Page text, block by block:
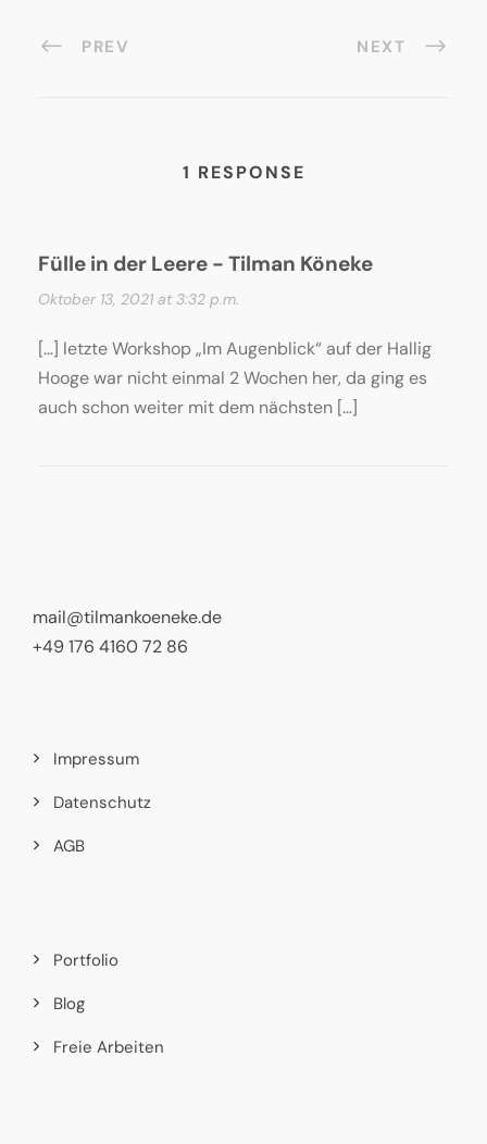
PREV NEXT
1 RESPONSE
Fülle in der Leere - Tilman Köneke
Oktober 13, 2021 at 3:32 p.m.
[…] letzte Workshop „Im Augenblick“ auf der Hallig
Hooge war nicht einmal 2 Wochen her, da ging es
auch schon weiter mit dem nächsten […]
mail@tilmankoeneke.de
+49 176 4160 72 86
Impressum
Datenschutz
AGB
Portfolio
Blog
Freie Arbeiten